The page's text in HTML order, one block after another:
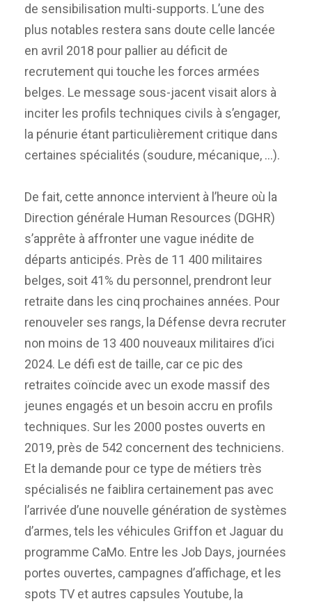
de sensibilisation multi-supports. L’une des
plus notables restera sans doute celle lancée
en avril 2018 pour pallier au déficit de
recrutement qui touche les forces armées
belges. Le message sous-jacent visait alors à
inciter les profils techniques civils à s’engager,
la pénurie étant particulièrement critique dans
certaines spécialités (soudure, mécanique, …).
De fait, cette annonce intervient à l’heure où la
Direction générale Human Resources (DGHR)
s’apprête à affronter une vague inédite de
départs anticipés. Près de 11 400 militaires
belges, soit 41% du personnel, prendront leur
retraite dans les cinq prochaines années. Pour
renouveler ses rangs, la Défense devra recruter
non moins de 13 400 nouveaux militaires d’ici
2024. Le défi est de taille, car ce pic des
retraites coïncide avec un exode massif des
jeunes engagés et un besoin accru en profils
techniques. Sur les 2000 postes ouverts en
2019, près de 542 concernent des techniciens.
Et la demande pour ce type de métiers très
spécialisés ne faiblira certainement pas avec
l’arrivée d’une nouvelle génération de systèmes
d’armes, tels les véhicules Griffon et Jaguar du
programme CaMo. Entre les Job Days, journées
portes ouvertes, campagnes d’affichage, et les
spots TV et autres capsules Youtube, la